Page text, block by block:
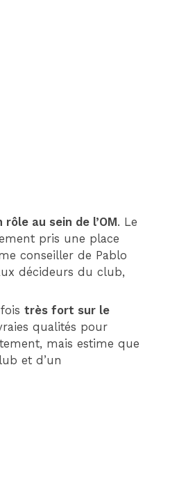
au sein de l’OM. Le
pris une place
conseiller de Pablo
décideurs du club,
foistrès fort sur le
qualités pour
mais estime que
et d’un